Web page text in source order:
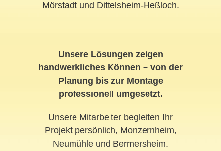
Mörstadtund Dittelsheim-Heßloch.
Unsere Lösungen zeigen
handwerkliches Können – von der
Planung bis zur Montage
professionell umgesetzt.
Unsere Mitarbeiter begleiten Ihr
Projekt persönlich, Monzernheim,
Neumühle und Bermersheim.